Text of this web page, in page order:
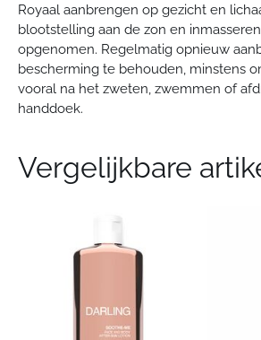
Royaal aanbrengen op gezicht en
blootstelling aan de zon en
opgenomen. Regelmatig opnieuw
bescherming te behouden, minstens
vooral na het zweten, zwemmen of
handdoek.
Vergelijkbare